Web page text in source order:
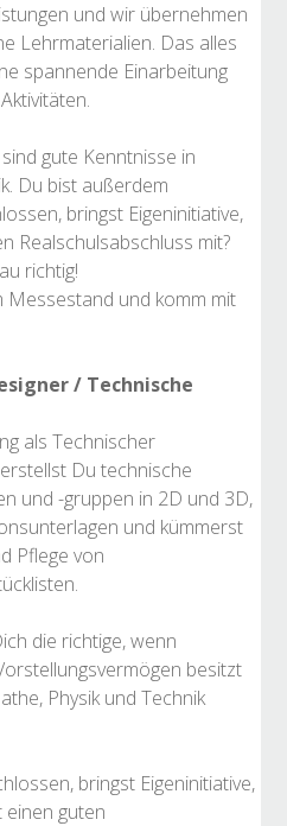
und wir übernehmen
Lehrmaterialien. Das alles
spannende Einarbeitung
gute Kenntnisse in
Du bist außerdem
bringst Eigeninitiative,
Realschulsabschluss mit?
richtig!
Messestand und komm mit
/ Technische
als Technischer
Du technische
und -gruppen in 2D und 3D,
und kümmerst
Pflege von
die richtige, wenn
besitzt
Physik und Technik
bringst Eigeninitiative,
einen guten